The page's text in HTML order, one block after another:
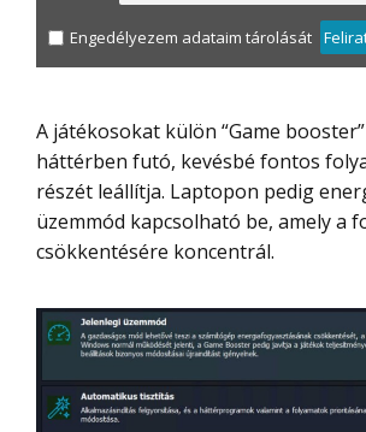
Engedélyezem adataim tárolását
A játékosokat külön “Game booster” várja, amely a
háttérben futó, kevésbé fontos
részét leállítja. Laptopon pedig
üzemmód kapcsolható be, amely a
csökkentésére koncentrál.